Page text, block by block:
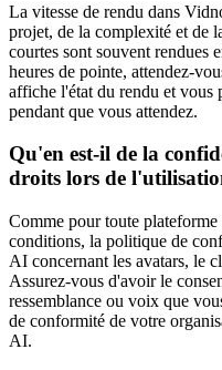
La vitesse de rendu dans
projet, de la complexité et de
courtes sont souvent rendues
heures de pointe, attendez-
affiche l'état du rendu et vous
pendant que vous attendez.
Qu'en est-il de la
droits lors de
Comme pour toute
conditions, la politique de
AI concernant les avatars, le
Assurez-vous d'avoir le
ressemblance ou voix que
de conformité de votre
AI.